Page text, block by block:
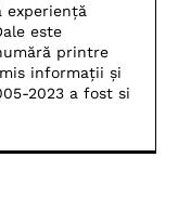
experiență
este
printre
informații și
2023 a fost si